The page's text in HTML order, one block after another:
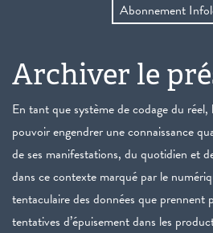
Abonnement
Archiver le
En tant que système de codage du
pouvoir engendrer une connaissance
de ses manifestations, du quotidien et
dans ce contexte marqué par le
tentaculaire des données que prennent
tentatives d’épuisement dans les